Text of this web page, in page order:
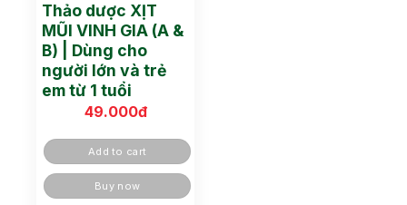
Thảo dược XỊT
MŨI VINH GIA (A &
B) | Dùng cho
người lớn và trẻ
em từ 1 tuổi
49.000đ
Add to cart
Buy now